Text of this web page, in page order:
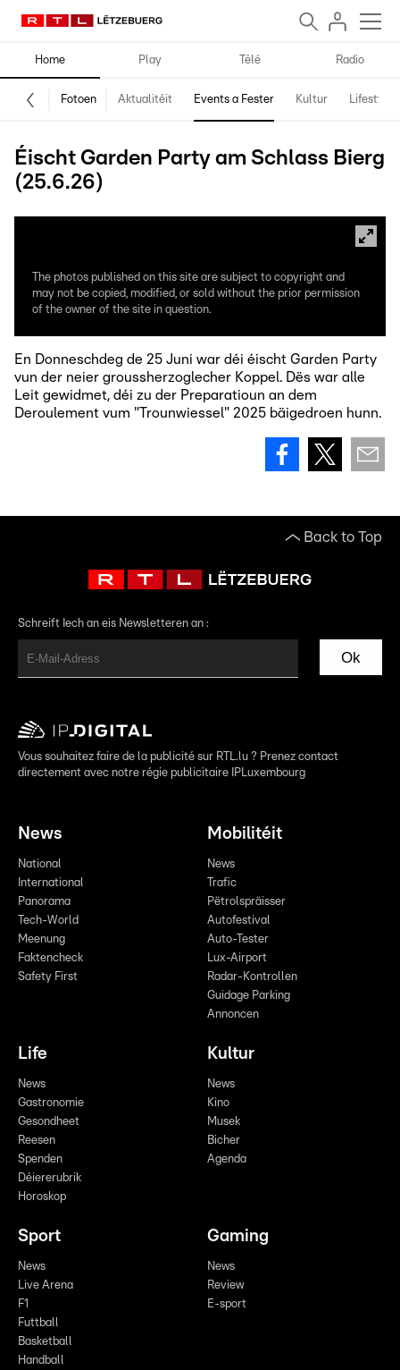
Home Play Télé Radio
Fotoen Aktualitéit Events a Fester Kultur Lifestyle
Éischt Garden Party am Schlass Bierg
(25.6.26)
The photos published on this site are subject to copyright and
may not be copied, modified, or sold without the prior permission
of the owner of the site in question.
En Donneschdeg de 25 Juni war déi éischt Garden Party
vun der neier groussherzoglecher Koppel. Dës war alle
Leit gewidmet, déi zu der Preparatioun an dem
Deroulement vum "Trounwiessel" 2025 bäigedroen hunn.
Back to Top
Schreift Iech an eis Newsletteren an :
Ok
Vous souhaitez faire de la publicité sur RTL.lu ? Prenez contact
directement avec notre régie publicitaire IPLuxembourg
News
National
International
Panorama
Tech-World
Meenung
Faktencheck
Safety First
Mobilitéit
News
Trafic
Pëtrolspräisser
Autofestival
Auto-Tester
Lux-Airport
Radar-Kontrollen
Guidage Parking
Annoncen
Life
News
Gastronomie
Gesondheet
Reesen
Spenden
Déiererubrik
Horoskop
Kultur
News
Kino
Musek
Bicher
Agenda
Sport
News
Live Arena
F1
Futtball
Basketball
Handball
Gaming
News
Review
E-sport